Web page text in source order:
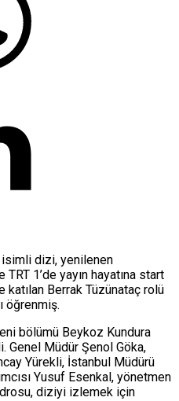
isimli dizi, yenilenen
1’de yayın hayatına start
katılan Berrak Tüzünataç rolü
öğrenmiş.
bölümü Beykoz Kundura
Genel Müdür Şenol Göka,
Yürekli, İstanbul Müdürü
Yusuf Esenkal, yönetmen
diziyi izlemek için